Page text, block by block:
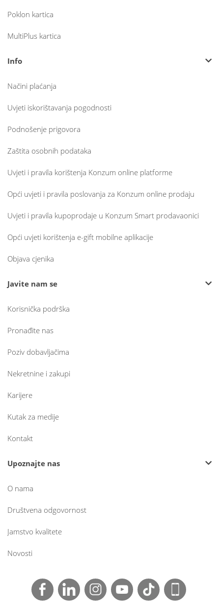
Poklon kartica
MultiPlus kartica
Info
Načini plaćanja
Uvjeti iskorištavanja pogodnosti
Podnošenje prigovora
Zaštita osobnih podataka
Uvjeti i pravila korištenja Konzum online platforme
Opći uvjeti i pravila poslovanja za Konzum online prodaju
Uvjeti i pravila kupoprodaje u Konzum Smart prodavaonici
Opći uvjeti korištenja e-gift mobilne aplikacije
Objava cjenika
Javite nam se
Korisnička podrška
Pronađite nas
Poziv dobavljačima
Nekretnine i zakupi
Karijere
Kutak za medije
Kontakt
Upoznajte nas
O nama
Društvena odgovornost
Jamstvo kvalitete
Novosti